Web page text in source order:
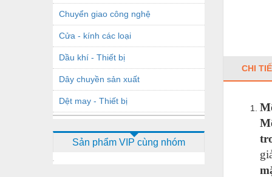
Chuyển giao công nghệ
Cửa - kính các loại
Dầu khí - Thiết bị
Dây chuyền sản xuất
Dệt may - Thiết bị
Dịch vụ - Thi công
Sản phẩm VIP cùng nhóm
CHI